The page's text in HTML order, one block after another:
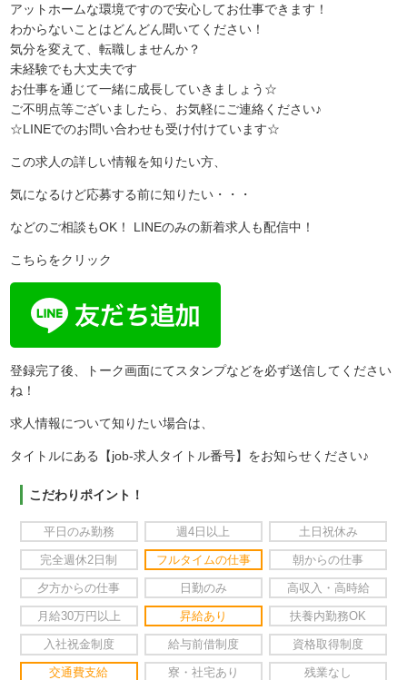
アットホームな環境ですので安心してお仕事できます！
わからないことはどんどん聞いてください！
気分を変えて、転職しませんか？
未経験でも大丈夫です
お仕事を通じて一緒に成長していきましょう☆
ご不明点等ございましたら、お気軽にご連絡ください♪
☆LINEでのお問い合わせも受け付けています☆
この求人の詳しい情報を知りたい方、
気になるけど応募する前に知りたい・・・
などのご相談もOK！ LINEのみの新着求人も配信中！
こちらをクリック
登録完了後、トーク画面にてスタンプなどを必ず送信してください
ね！
求人情報について知りたい場合は、
タイトルにある【job-求人タイトル番号】をお知らせください♪
こだわりポイント！
平日のみ勤務 週4日以上 土日祝休み
完全週休2日制 フルタイムの仕事 朝からの仕事
夕方からの仕事 日勤のみ 高収入・高時給
月給30万円以上 昇給あり 扶養内勤務OK
入社祝金制度 給与前借制度 資格取得制度
交通費支給 寮・社宅あり 残業なし